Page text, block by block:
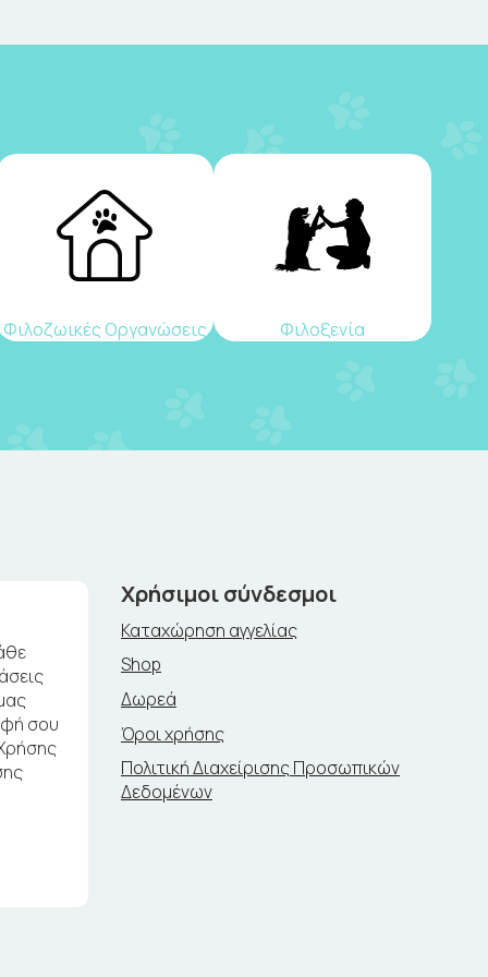
Φιλοζωικές Οργανώσεις Φιλοξενία
σου
Χρήσιμοι σύνδεσμοι
Καταχώρηση αγγελίας
Shop
Δωρεά
Όροι χρήσης
Πολιτική Διαχείρισης Προσωπικών
Δεδομένων